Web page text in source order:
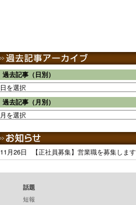
過去記事（日別）
過去記事（月別）
11月26日 【正社員募集】営業職を募集します
話題
短報